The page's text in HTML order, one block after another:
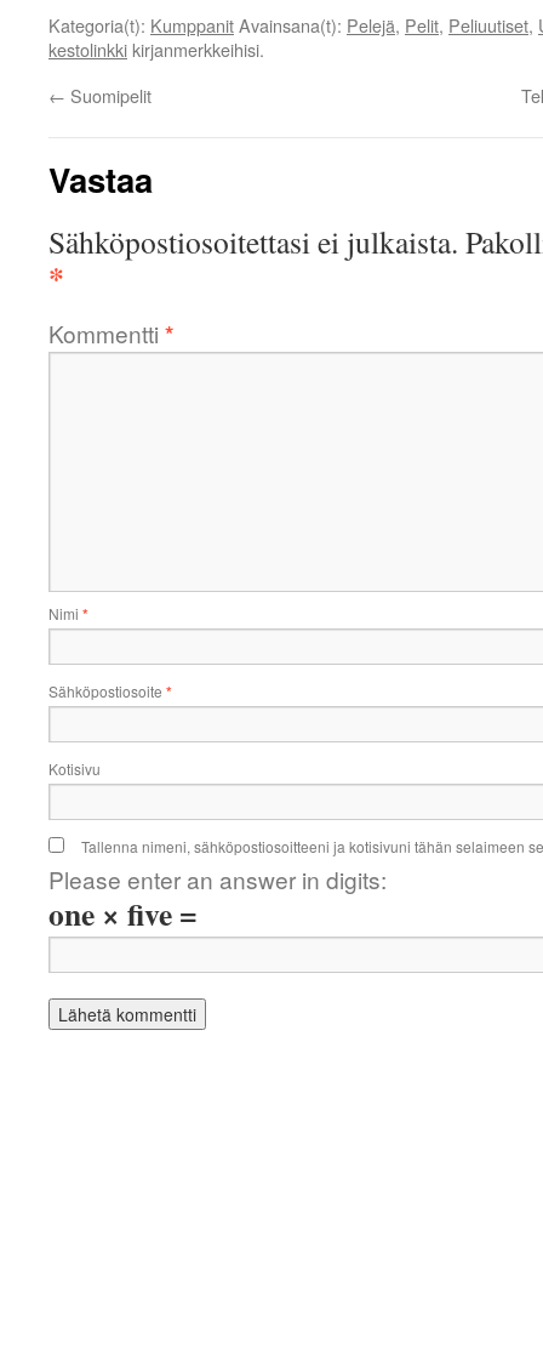
Kategoria(t): KumppanitAvainsana(t): Pelejä, Pelit, Peliuutiset,
kestolinkki kirjanmerkkeihisi.
← Suomipelit
Vastaa
Sähköpostiosoitettasi ei julkaista.
*
Kommentti *
Nimi *
Sähköpostiosoite *
Kotisivu
Tallenna nimeni, sähköpostiosoitteeni ja kotisivuni tähän selaimeen
Please enter an answer in digits:
one × five =